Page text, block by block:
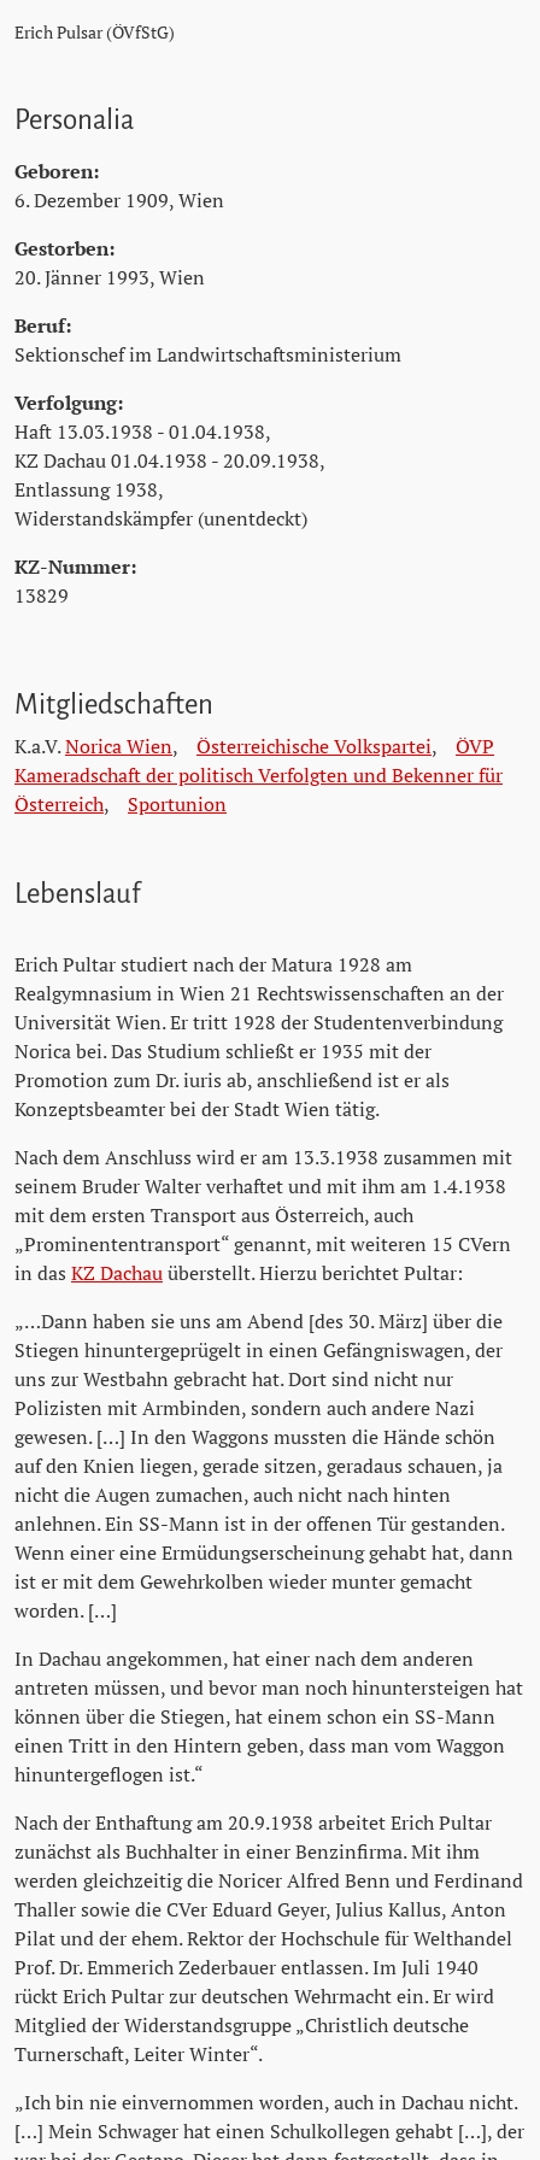
Erich Pulsar (ÖVfStG)
Personalia
Geboren:
6. Dezember 1909, Wien
Gestorben:
20. Jänner 1993, Wien
Beruf:
Sektionschef im Landwirtschaftsministerium
Verfolgung:
Haft 13.03.1938 - 01.04.1938,
KZ Dachau 01.04.1938 - 20.09.1938,
Entlassung 1938,
Widerstandskämpfer (unentdeckt)
KZ-Nummer:
13829
Mitgliedschaften
K.a.V.Norica Wien, Österreichische Volkspartei, ÖVP
Kameradschaft der politisch Verfolgten und Bekenner für
Österreich, Sportunion
Lebenslauf
Erich Pultar studiert nach der Matura 1928 am
Realgymnasium in Wien 21 Rechtswissenschaften an der
Universität Wien. Er tritt 1928 der Studentenverbindung
Norica bei. Das Studium schließt er 1935 mit der
Promotion zum Dr. iuris ab, anschließend ist er als
Konzeptsbeamter bei der Stadt Wien tätig.
Nach dem Anschluss wird er am 13.3.1938 zusammen mit
seinem Bruder Walter verhaftet und mit ihm am 1.4.1938
mit dem ersten Transport aus Österreich, auch
„Prominententransport“ genannt, mit weiteren 15 CVern
in das KZ Dachauüberstellt. Hierzu berichtet Pultar:
„…Dann haben sie uns am Abend [des 30. März] über die
Stiegen hinuntergeprügelt in einen Gefängniswagen, der
uns zur Westbahn gebracht hat. Dort sind nicht nur
Polizisten mit Armbinden, sondern auch andere Nazi
gewesen. […] In den Waggons mussten die Hände schön
auf den Knien liegen, gerade sitzen, geradaus schauen, ja
nicht die Augen zumachen, auch nicht nach hinten
anlehnen. Ein SS-Mann ist in der offenen Tür gestanden.
Wenn einer eine Ermüdungserscheinung gehabt hat, dann
ist er mit dem Gewehrkolben wieder munter gemacht
worden. […]
In Dachau angekommen, hat einer nach dem anderen
antreten müssen, und bevor man noch hinuntersteigen hat
können über die Stiegen, hat einem schon ein SS-Mann
einen Tritt in den Hintern geben, dass man vom Waggon
hinuntergeflogen ist.“
Nach der Enthaftung am 20.9.1938 arbeitet Erich Pultar
zunächst als Buchhalter in einer Benzinfirma. Mit ihm
werden gleichzeitig die Noricer Alfred Benn und Ferdinand
Thaller sowie die CVer Eduard Geyer, Julius Kallus, Anton
Pilat und der ehem. Rektor der Hochschule für Welthandel
Prof. Dr. Emmerich Zederbauer entlassen. Im Juli 1940
rückt Erich Pultar zur deutschen Wehrmacht ein. Er wird
Mitglied der Widerstandsgruppe „Christlich deutsche
Turnerschaft, Leiter Winter“.
„Ich bin nie einvernommen worden, auch in Dachau nicht.
[…] Mein Schwager hat einen Schulkollegen gehabt […], der